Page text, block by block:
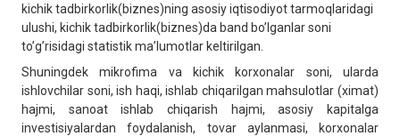
kichik tadbirkorlik(biznes)ning asosiy iqtisodiyot tarmoqlaridagi
ulushi, kichik tadbirkorlik(biznes)da band bo’lganlar soni
to’g’risidagi statistik ma’lumotlar keltirilgan.
Shuningdek mikrofima va kichik korxonalar soni, ularda
ishlovchilar soni, ish haqi, ishlab chiqarilgan mahsulotlar (ximat)
hajmi, sanoat ishlab chiqarish hajmi, asosiy kapitalga
investisiyalardan foydalanish, tovar aylanmasi, korxonalar